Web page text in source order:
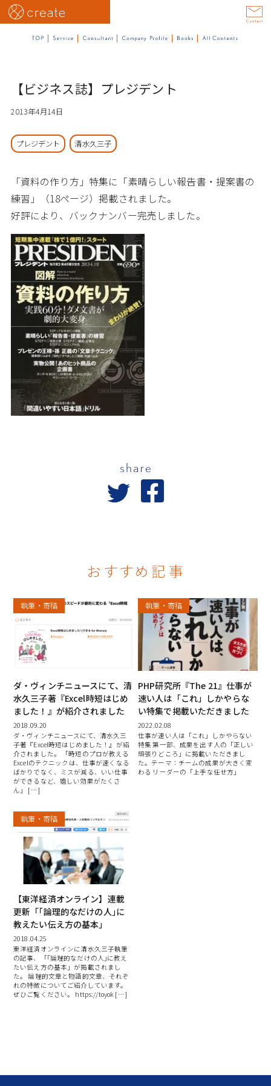
【ビジネス誌】プレジデント
2013年4月14日
プレジデント 清水久三子
「資料の作り方」特集に「素晴らしい報告書・提案書の
練習」（18ページ）掲載されました。
好評により、バックナンバー完売しました。
執筆・寄稿
ダ・ヴィンチニュースにて、清
水久三子著『Excel時短はじめ
ました！』が紹介されました
2018.09.20
ダ・ヴィンチニュースにて、清水久三
子著『Excel時短はじめました！』が紹
介されました。 「時短のプロが教える
Excelのテクニックは、仕事が速くなる
ばかりでなく、ミスが減る、いい仕事
ができるなど、嬉しい効果がたくさ
ん」 […]
執筆・寄稿
PHP研究所『The 21』仕事が
速い人は「これ」しかやらな
い特集で掲載いただきました
2022.02.08
仕事が速い人は「これ」しかやらない
特集 第一部、成果を出す人の「正しい
頑張りどころ」に掲載いただきまし
た。テーマ：チームの成果が大きく変
わる リーダーの「上手な任せ方」
執筆・寄稿
【東洋経済オンライン】連載
更新「｢論理的なだけの人｣に
教えたい伝え方の基本」
2018.04.25
東洋経済オンラインに清水久三子執筆
の記事、「｢論理的なだけの人｣に教え
たい伝え方の基本」が掲載されまし
た。 論理的文章と物語的文章、それぞ
れの特徴についてご紹介しています。
ぜひご覧ください。 https://toyok […]